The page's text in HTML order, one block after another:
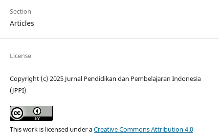
Section
Articles
License
Copyright (c) 2025 Jurnal Pendidikan dan Pembelajaran Indonesia
(JPPI)
This work is licensed under aCreative Commons Attribution 4.0